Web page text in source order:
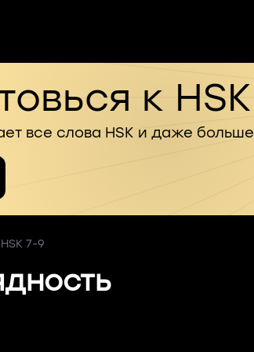
к HSK
все слова HSK и даже больше
7-9